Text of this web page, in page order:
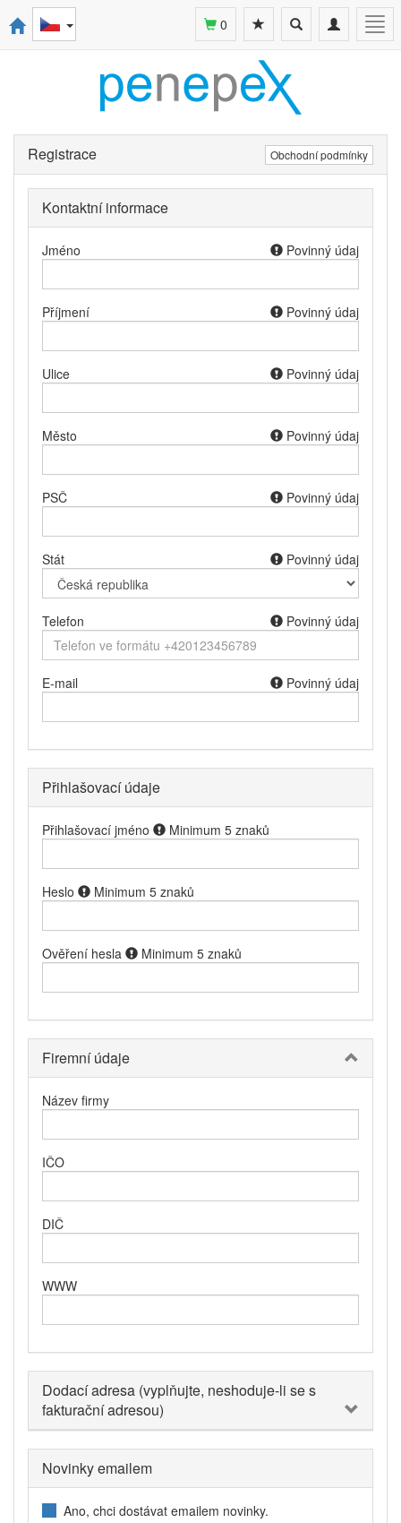
Toggle
navigation
Toggle
search
0
Registrace Obchodní podmínky
Kontaktní informace
Jméno Povinný údaj
Příjmení Povinný údaj
Ulice Povinný údaj
Město Povinný údaj
PSČ Povinný údaj
Stát Povinný údaj
Telefon Povinný údaj
E-mail Povinný údaj
Přihlašovací údaje
Přihlašovací jméno Minimum 5 znaků
Heslo Minimum 5 znaků
Ověření hesla Minimum 5 znaků
Firemní údaje
Název firmy
IČO
DIČ
WWW
Dodací adresa (vyplňujte, neshoduje-li se s
fakturační adresou)
Novinky emailem
Ano, chci dostávat emailem novinky.